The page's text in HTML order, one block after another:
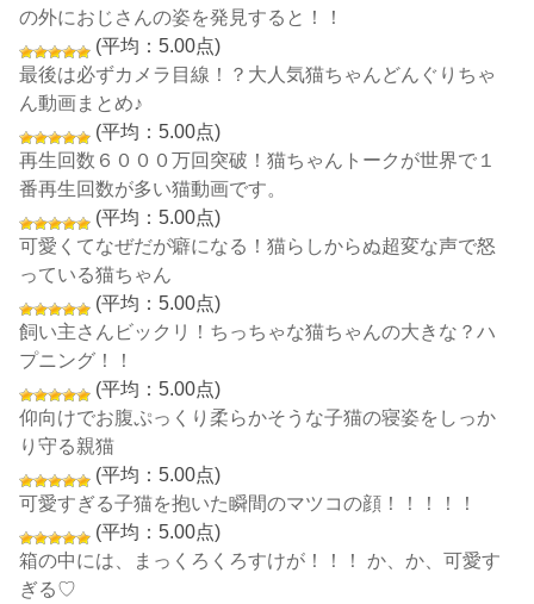
の外におじさんの姿を発見すると！！
(平均：5.00点)
最後は必ずカメラ目線！？大人気猫ちゃんどんぐりちゃ
ん動画まとめ♪
(平均：5.00点)
再生回数６０００万回突破！猫ちゃんトークが世界で１
番再生回数が多い猫動画です。
(平均：5.00点)
可愛くてなぜだが癖になる！猫らしからぬ超変な声で怒
っている猫ちゃん
(平均：5.00点)
飼い主さんビックリ！ちっちゃな猫ちゃんの大きな？ハ
プニング！！
(平均：5.00点)
仰向けでお腹ぷっくり柔らかそうな子猫の寝姿をしっか
り守る親猫
(平均：5.00点)
可愛すぎる子猫を抱いた瞬間のマツコの顔！！！！！
(平均：5.00点)
箱の中には、まっくろくろすけが！！！ か、か、可愛す
ぎる♡